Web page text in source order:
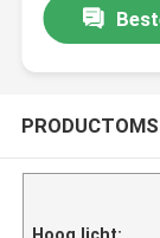
Hoog licht: